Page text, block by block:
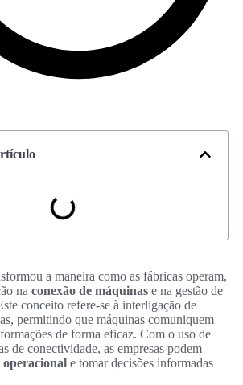
a maneira como as fábricas operam,
na conexão de máquinas e na gestão de
conceito refere-se à interligação de
permitindo que máquinas comuniquem
de forma eficaz. Com o uso de
de conectividade, as empresas podem
operacional e tomar decisões informadas